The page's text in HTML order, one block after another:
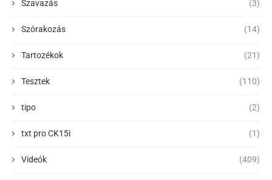
Szavazás (3)
Szórakozás (14)
Tartozékok (21)
Tesztek (110)
tipo (2)
txt pro CK15i (1)
Videók (409)